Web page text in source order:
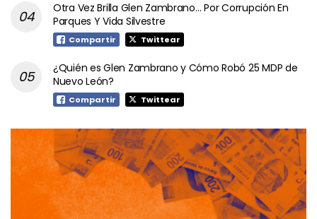
Otra Vez Brilla Glen Zambrano… Por Corrupción En
Parques Y Vida Silvestre
Compartir Twittear
¿Quién es Glen Zambrano y Cómo Robó 25 MDP de
Nuevo León?
Compartir Twittear